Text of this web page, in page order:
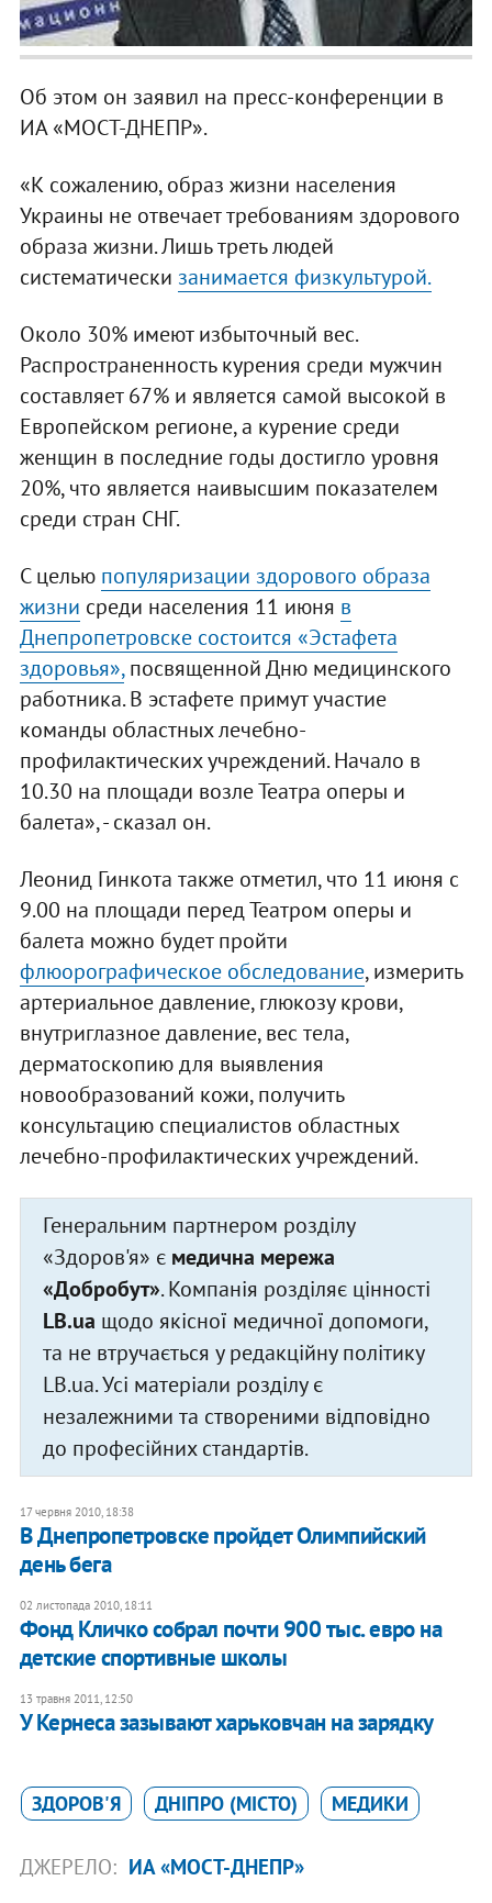
Об этом он заявил на пресс-конференции в
ИА «МОСТ-ДНЕПР».
«К сожалению, образ жизни населения
Украины не отвечает требованиям здорового
образа жизни. Лишь треть людей
систематически занимается физкультурой.
Около 30% имеют избыточный вес.
Распространенность курения среди мужчин
составляет 67% и является самой высокой в
Европейском регионе, а курение среди
женщин в последние годы достигло уровня
20%, что является наивысшим показателем
среди стран СНГ.
С целью популяризации здорового образа
жизни среди населения 11 июня в
Днепропетровске состоится «Эстафета
здоровья»,посвященной Дню медицинского
работника. В эстафете примут участие
команды областных лечебно-
профилактических учреждений. Начало в
10.30 на площади возле Театра оперы и
балета», - сказал он.
Леонид Гинкота также отметил, что 11 июня с
9.00 на площади перед Театром оперы и
балета можно будет пройти
флюорографическое обследование, измерить
артериальное давление, глюкозу крови,
внутриглазное давление, вес тела,
дерматоскопию для выявления
новообразований кожи, получить
консультацию специалистов областных
лечебно-профилактических учреждений.
Генеральним партнером розділу
«Здоров'я» є медична мережа
«Добробут». Компанія розділяє цінності
LB.ua щодо якісної медичної допомоги,
та не втручається у редакційну політику
LB.ua. Усі матеріали розділу є
незалежними та створеними відповідно
до професійних стандартів.
17 червня 2010, 18:38
В Днепропетровске пройдет Олимпийский
день бега
02 листопада 2010, 18:11
Фонд Кличко собрал почти 900 тыс. евро на
детские спортивные школы
13 травня 2011, 12:50
У Кернеса зазывают харьковчан на зарядку
ЗДОРОВ'Я ДНІПРО (МІСТО) МЕДИКИ
ДЖЕРЕЛО: ИА «МОСТ-ДНЕПР»